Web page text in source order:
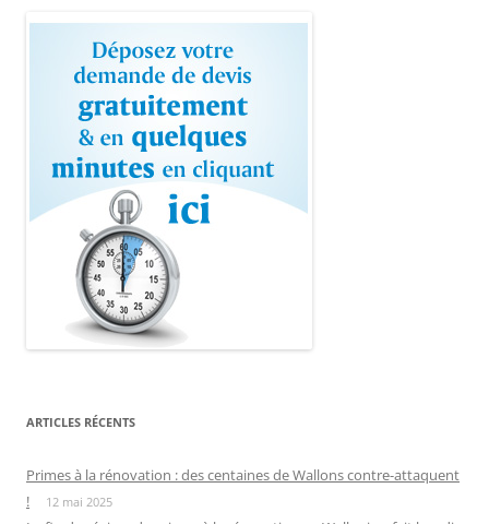
ARTICLES RÉCENTS
Primes à la rénovation : des centaines de Wallons contre-attaquent
!
12 mai 2025